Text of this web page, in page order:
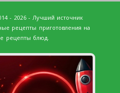
- 2026 - Лучший источник
рецепты приготовления на
рецепты блюд.